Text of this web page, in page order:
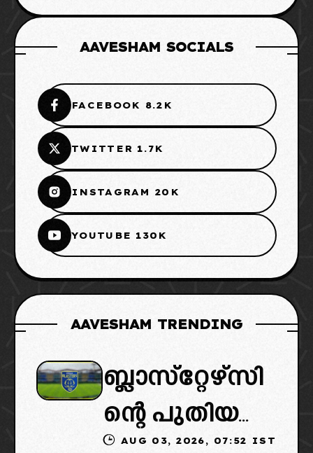
AAVESHAM SOCIALS
FACEBOOK 8.2K
TWITTER 1.7K
INSTAGRAM 20K
YOUTUBE 130K
AAVESHAM TRENDING
ബ്ലാസ്‌റ്റേഴ്‌സി
ന്റെ പുതിയ
AUG 03, 2026, 07:52 IST